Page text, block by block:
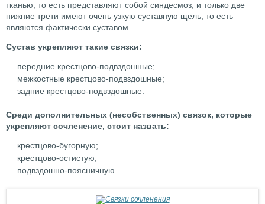
тканью, то есть представляют собой синдесмоз, и только две
нижние трети имеют очень узкую суставную щель, то есть
являются фактически суставом.
Сустав укрепляют такие связки:
передние крестцово-подвздошные;
межкостные крестцово-подвздошные;
задние крестцово-подвздошные.
Среди дополнительных (несобственных) связок, которые
укрепляют сочленение, стоит назвать:
крестцово-бугорную;
крестцово-остистую;
подвздошно-поясничную.